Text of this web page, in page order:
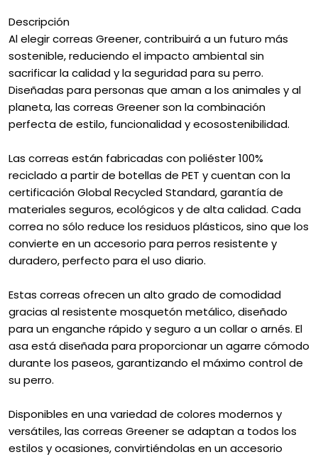
Descripción
Al elegir correas Greener, contribuirá a un futuro más
sostenible, reduciendo el impacto ambiental sin
sacrificar la calidad y la seguridad para su perro.
Diseñadas para personas que aman a los animales y al
planeta, las correas Greener son la combinación
perfecta de estilo, funcionalidad y ecosostenibilidad.
Las correas están fabricadas con poliéster 100%
reciclado a partir de botellas de PET y cuentan con la
certificación Global Recycled Standard, garantía de
materiales seguros, ecológicos y de alta calidad. Cada
correa no sólo reduce los residuos plásticos, sino que los
convierte en un accesorio para perros resistente y
duradero, perfecto para el uso diario.
Estas correas ofrecen un alto grado de comodidad
gracias al resistente mosquetón metálico, diseñado
para un enganche rápido y seguro a un collar o arnés. El
asa está diseñada para proporcionar un agarre cómodo
durante los paseos, garantizando el máximo control de
su perro.
Disponibles en una variedad de colores modernos y
versátiles, las correas Greener se adaptan a todos los
estilos y ocasiones, convirtiéndolas en un accesorio